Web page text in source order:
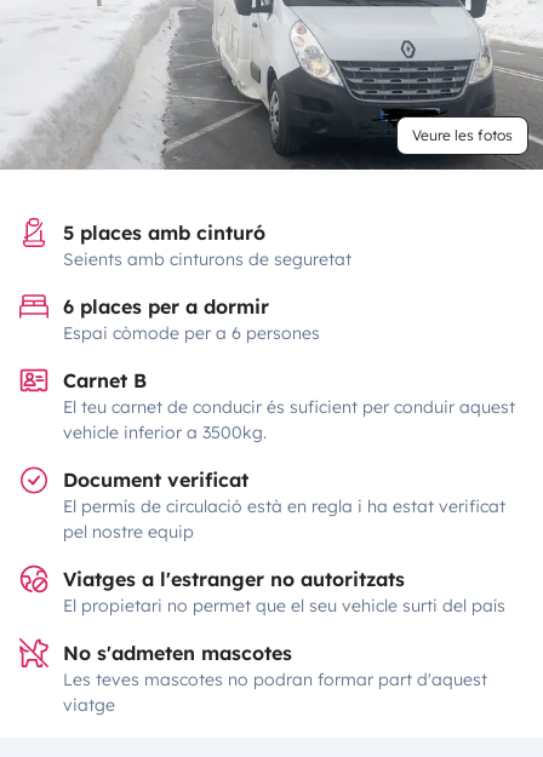
Veure les fotos
5 places amb cinturó
Seients amb cinturons de seguretat
6 places per a dormir
Espai còmode per a 6 persones
Carnet B
El teu carnet de conducir és suficient per conduir aquest
vehicle inferior a 3500kg.
Document verificat
El permís de circulació està en regla i ha estat verificat
pel nostre equip
Viatges a l'estranger no autoritzats
El propietari no permet que el seu vehicle surti del país
No s'admeten mascotes
Les teves mascotes no podran formar part d'aquest
viatge